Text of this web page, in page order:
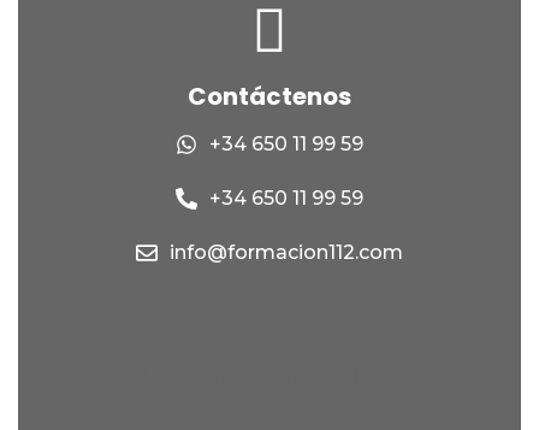
Contáctenos
+34 650 11 99 59
+34 650 11 99 59
info@formacion112.com